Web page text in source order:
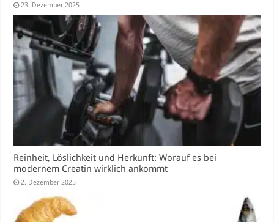
23. Dezember 2025
Reinheit, Löslichkeit und Herkunft: Worauf es bei
modernem Creatin wirklich ankommt
2. Dezember 2025